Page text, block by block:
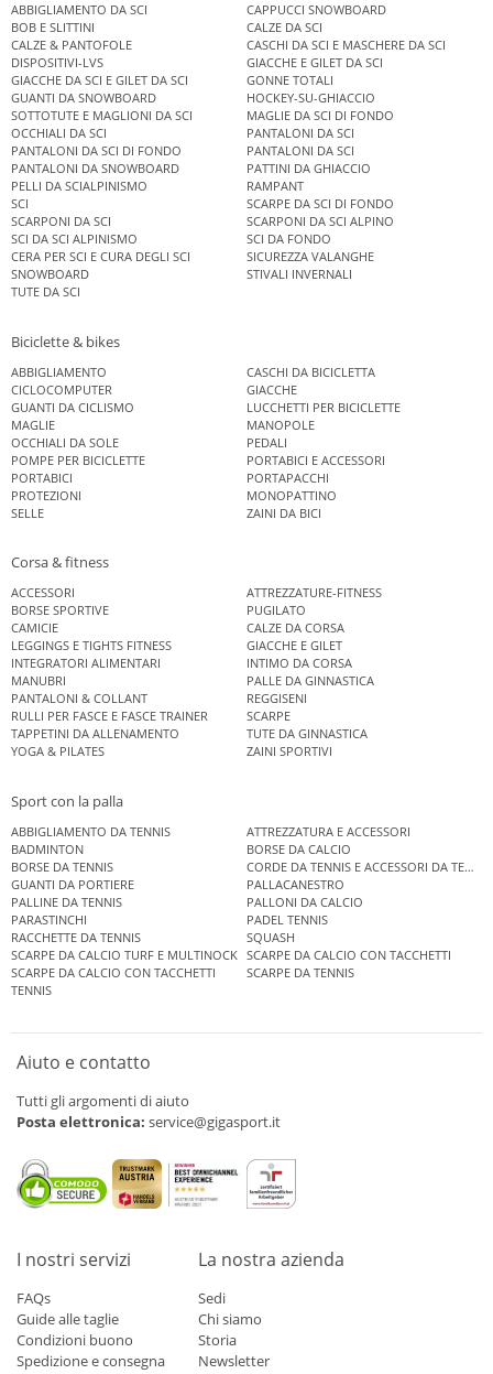
ABBIGLIAMENTO DA SCI
CAPPUCCI SNOWBOARD
BOB E SLITTINI
CALZE DA SCI
CALZE & PANTOFOLE
CASCHI DA SCI E MASCHERE DA SCI
DISPOSITIVI-LVS
GIACCHE E GILET DA SCI
GIACCHE DA SCI E GILET DA SCI
GONNE TOTALI
GUANTI DA SNOWBOARD
HOCKEY-SU-GHIACCIO
SOTTOTUTE E MAGLIONI DA SCI
MAGLIE DA SCI DI FONDO
OCCHIALI DA SCI
PANTALONI DA SCI
PANTALONI DA SCI DI FONDO
PANTALONI DA SCI
PANTALONI DA SNOWBOARD
PATTINI DA GHIACCIO
PELLI DA SCIALPINISMO
RAMPANT
SCI
SCARPE DA SCI DI FONDO
SCARPONI DA SCI
SCARPONI DA SCI ALPINO
SCI DA SCI ALPINISMO
SCI DA FONDO
CERA PER SCI E CURA DEGLI SCI
SICUREZZA VALANGHE
SNOWBOARD
STIVALI INVERNALI
TUTE DA SCI
Biciclette & bikes
ABBIGLIAMENTO
CASCHI DA BICICLETTA
CICLOCOMPUTER
GIACCHE
GUANTI DA CICLISMO
LUCCHETTI PER BICICLETTE
MAGLIE
MANOPOLE
OCCHIALI DA SOLE
PEDALI
POMPE PER BICICLETTE
PORTABICI E ACCESSORI
PORTABICI
PORTAPACCHI
PROTEZIONI
MONOPATTINO
SELLE
ZAINI DA BICI
Corsa & fitness
ACCESSORI
ATTREZZATURE-FITNESS
BORSE SPORTIVE
PUGILATO
CAMICIE
CALZE DA CORSA
LEGGINGS E TIGHTS FITNESS
GIACCHE E GILET
INTEGRATORI ALIMENTARI
INTIMO DA CORSA
MANUBRI
PALLE DA GINNASTICA
PANTALONI & COLLANT
REGGISENI
RULLI PER FASCE E FASCE TRAINER
SCARPE
TAPPETINI DA ALLENAMENTO
TUTE DA GINNASTICA
YOGA & PILATES
ZAINI SPORTIVI
Sport con la palla
ABBIGLIAMENTO DA TENNIS
ATTREZZATURA E ACCESSORI
BADMINTON
BORSE DA CALCIO
BORSE DA TENNIS
CORDE DA TENNIS E ACCESSORI DA TENNIS
GUANTI DA PORTIERE
PALLACANESTRO
PALLINE DA TENNIS
PALLONI DA CALCIO
PARASTINCHI
PADEL TENNIS
RACCHETTE DA TENNIS
SQUASH
SCARPE DA CALCIO TURF E MULTINOCK SCARPE DA CALCIO CON TACCHETTI
SCARPE DA CALCIO CON TACCHETTI
SCARPE DA TENNIS
TENNIS
Aiuto e contatto
Tutti gli argomenti di aiuto
Posta elettronica: service@gigasport.it
I nostri servizi
FAQs
Guide alle taglie
Condizioni buono
Spedizione e consegna
La nostra azienda
Sedi
Chi siamo
Storia
Newsletter